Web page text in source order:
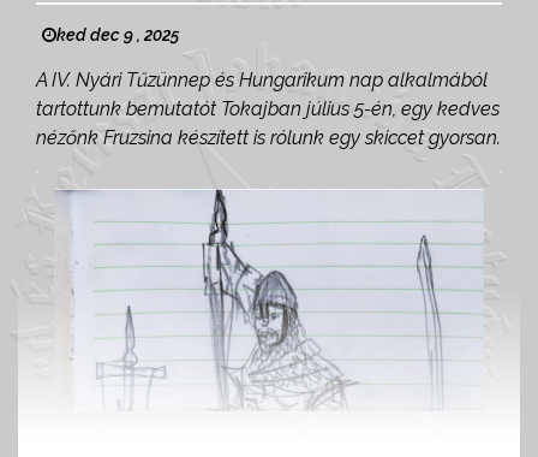
ked dec 9 , 2025
A IV. Nyári Tűzünnep és Hungarikum nap alkalmából
tartottunk bemutatót Tokajban július 5-én, egy kedves
nézőnk Fruzsina készített is rólunk egy skiccet gyorsan.